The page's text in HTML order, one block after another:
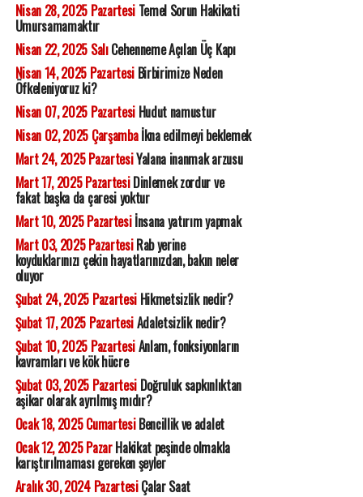
Nisan 28, 2025 PazartesiTemel Sorun Hakikati
Umursamamaktır
Nisan 22, 2025 SalıCehenneme Açılan Üç Kapı
Nisan 14, 2025 PazartesiBirbirimize Neden
Öfkeleniyoruz ki?
Nisan 07, 2025 PazartesiHudut namustur
Nisan 02, 2025 Çarşambaİkna edilmeyi beklemek
Mart 24, 2025 PazartesiYalana inanmak arzusu
Mart 17, 2025 PazartesiDinlemek zordur ve
fakat başka da çaresi yoktur
Mart 10, 2025 Pazartesiİnsana yatırım yapmak
Mart 03, 2025 PazartesiRab yerine
koyduklarınızı çekin hayatlarınızdan, bakın neler
oluyor
Şubat 24, 2025 PazartesiHikmetsizlik nedir?
Şubat 17, 2025 PazartesiAdaletsizlik nedir?
Şubat 10, 2025 PazartesiAnlam, fonksiyonların
kavramları ve kök hücre
Şubat 03, 2025 PazartesiDoğruluk sapkınlıktan
aşikar olarak ayrılmış mıdır?
Ocak 18, 2025 CumartesiBencillik ve adalet
Ocak 12, 2025 PazarHakikat peşinde olmakla
karıştırılmaması gereken şeyler
Aralık 30, 2024 PazartesiÇalar Saat